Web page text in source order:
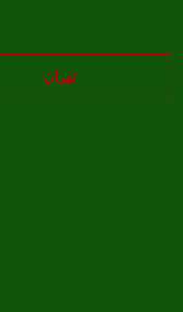
تهران